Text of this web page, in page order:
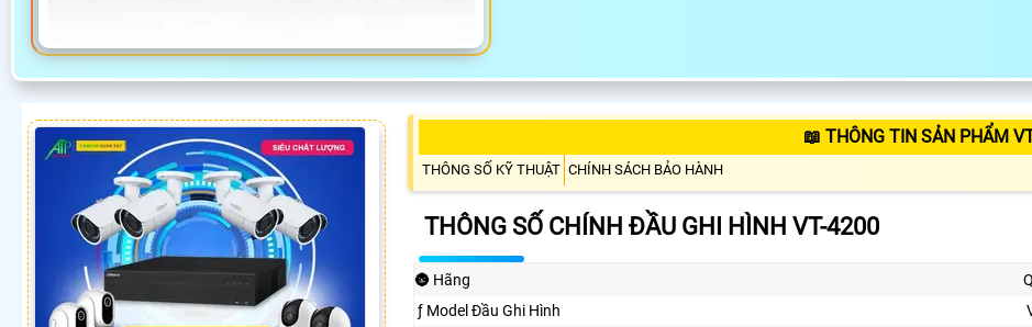
📖 THÔNG TIN SẢN PHẨM
THÔNG SỐ KỸ THUẬT CHÍNH SÁCH BẢO HÀNH
THÔNG SỐ CHÍNH ĐẦU GHI HÌNH VT-4200
🌚 Hãng
ƒ Model Đầu Ghi Hình